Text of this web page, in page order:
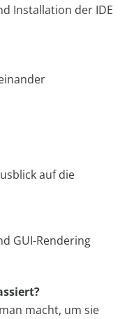
Installation der IDE
auf die
GUI-Rendering
macht, um sie